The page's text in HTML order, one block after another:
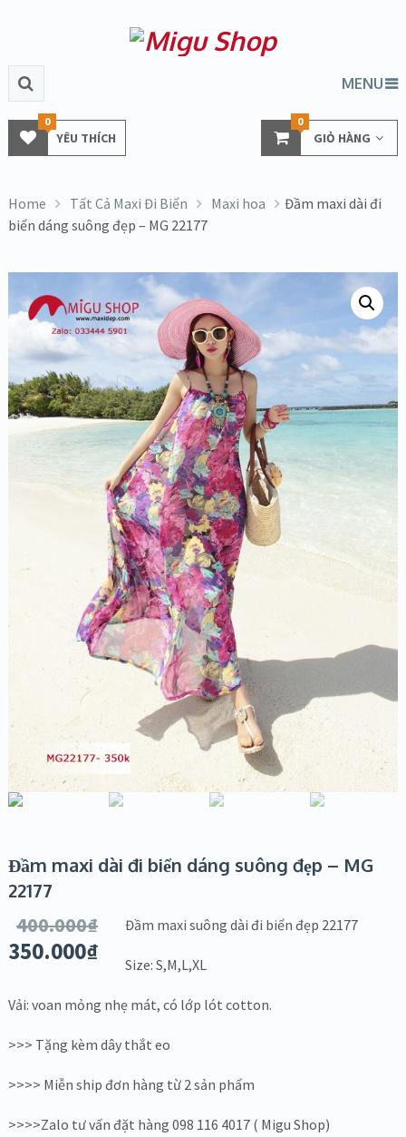
MENU
YÊU THÍCH
0
GIỎ HÀNG
0
Home Tất Cả Maxi Đi Biển Maxi hoa
Đầm maxi dài đi
biển dáng suông đẹp – MG 22177
Đầm maxi dài đi biển dáng suông đẹp – MG
22177
400.000₫
350.000₫
Đầm maxi suông dài đi biển đẹp 22177
Size: S,M,L,XL
Vải: voan mỏng nhẹ mát, có lớp lót cotton.
>>> Tặng kèm dây thắt eo
>>>> Miễn ship đơn hàng từ 2 sản phẩm
>>>>Zalo tư vấn đặt hàng 098 116 4017 ( Migu Shop)